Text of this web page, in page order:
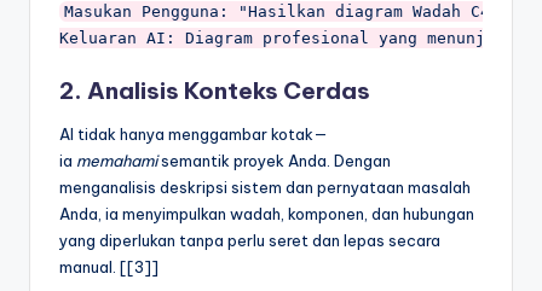
Masukan Pengguna: "Hasilkan diagram Wadah C4
2. Analisis Konteks Cerdas
AI tidak hanya menggambar kotak—
ia memahamisemantik proyek Anda. Dengan
menganalisis deskripsi sistem dan pernyataan masalah
Anda, ia menyimpulkan wadah, komponen, dan hubungan
yang diperlukan tanpa perlu seret dan lepas secara
manual. [[3]]